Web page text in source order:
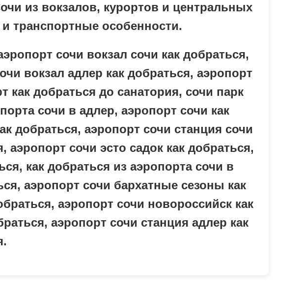
из вокзалов, курортов и центральных
транспортные особенности.
сочи вокзал сочи как добраться,
вокзал адлер как добраться, аэропорт
как добраться до санатория, сочи парк
сочи в адлер, аэропорт сочи как
добраться, аэропорт сочи станция сочи
аэропорт сочи эсто садок как добраться,
как добраться из аэропорта сочи в
аэропорт сочи бархатные сезоны как
аэропорт сочи новороссийск как
аэропорт сочи станция адлер как